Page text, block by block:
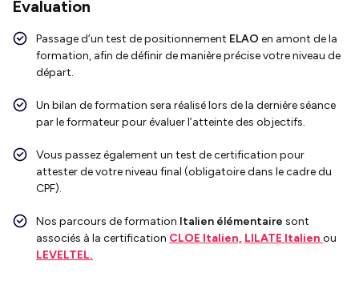
Evaluation
Passage d’un test de positionnement ELAO en amont de la
formation, afin de définir de manière précise votre niveau de
départ.
Un bilan de formation sera réalisé lors de la dernière séance
par le formateur pour évaluer l’atteinte des objectifs.
Vous passez également un test de certification pour
attester de votre niveau final (obligatoire dans le cadre du
CPF).
Nos parcours de formation Italien élémentaire sont
associés à la certification CLOE Italien, LILATE Italien ou
LEVELTEL.